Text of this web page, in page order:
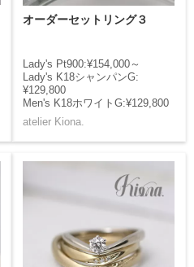
オーダーセットリング３
Lady's Pt900:¥154,000～
Lady's K18シャンパンG:
¥129,800
Men's K18ホワイトG:¥129,800
atelier Kiona.